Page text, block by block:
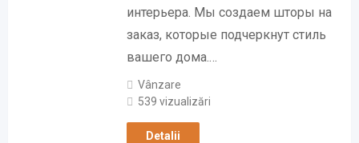
интерьера. Мы создаем шторы на
заказ, которые подчеркнут стиль
вашего дома.…
Vânzare
539 vizualizări
Detalii